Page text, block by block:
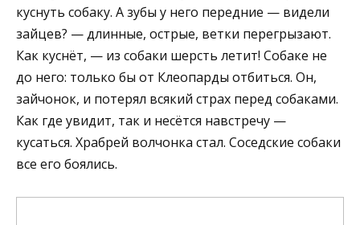
куснуть собаку. А зубы у него передние — видели
зайцев? — длинные, острые, ветки перегрызают.
Как куснёт, — из собаки шерсть летит! Собаке не
до него: только бы от Клеопарды отбиться. Он,
зайчонок, и потерял всякий страх перед собаками.
Как где увидит, так и несётся навстречу —
кусаться. Храбрей волчонка стал. Соседские собаки
все его боялись.